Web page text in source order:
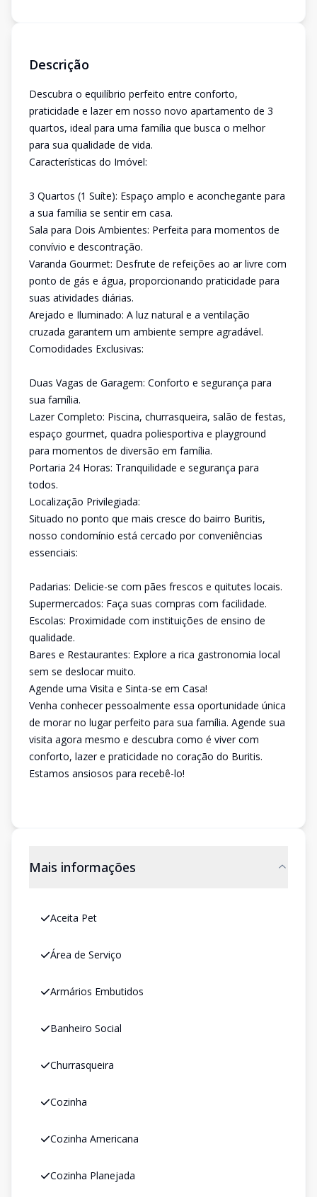
Descrição
Descubra o equilíbrio perfeito entre conforto,
praticidade e lazer em nosso novo apartamento de 3
quartos, ideal para uma família que busca o melhor
para sua qualidade de vida.
Características do Imóvel:
3 Quartos (1 Suíte): Espaço amplo e aconchegante para
a sua família se sentir em casa.
Sala para Dois Ambientes: Perfeita para momentos de
convívio e descontração.
Varanda Gourmet: Desfrute de refeições ao ar livre com
ponto de gás e água, proporcionando praticidade para
suas atividades diárias.
Arejado e Iluminado: A luz natural e a ventilação
cruzada garantem um ambiente sempre agradável.
Comodidades Exclusivas:
Duas Vagas de Garagem: Conforto e segurança para
sua família.
Lazer Completo: Piscina, churrasqueira, salão de festas,
espaço gourmet, quadra poliesportiva e playground
para momentos de diversão em família.
Portaria 24 Horas: Tranquilidade e segurança para
todos.
Localização Privilegiada:
Situado no ponto que mais cresce do bairro Buritis,
nosso condomínio está cercado por conveniências
essenciais:
Padarias: Delicie-se com pães frescos e quitutes locais.
Supermercados: Faça suas compras com facilidade.
Escolas: Proximidade com instituições de ensino de
qualidade.
Bares e Restaurantes: Explore a rica gastronomia local
sem se deslocar muito.
Agende uma Visita e Sinta-se em Casa!
Venha conhecer pessoalmente essa oportunidade única
de morar no lugar perfeito para sua família. Agende sua
visita agora mesmo e descubra como é viver com
conforto, lazer e praticidade no coração do Buritis.
Estamos ansiosos para recebê-lo!
Mais informações
Aceita Pet
Área de Serviço
Armários Embutidos
Banheiro Social
Churrasqueira
Cozinha
Cozinha Americana
Cozinha Planejada